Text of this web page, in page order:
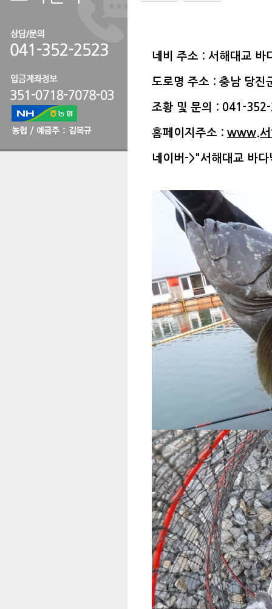
네비 주소 : 서해대교 바
도로명 주소 : 충남 당
조황 및 문의 : 041-
홈페이지주소 : www.서
네이버->"서해대교 바